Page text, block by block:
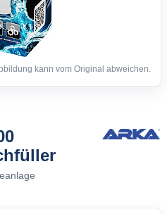
kann vom Original abweichen.